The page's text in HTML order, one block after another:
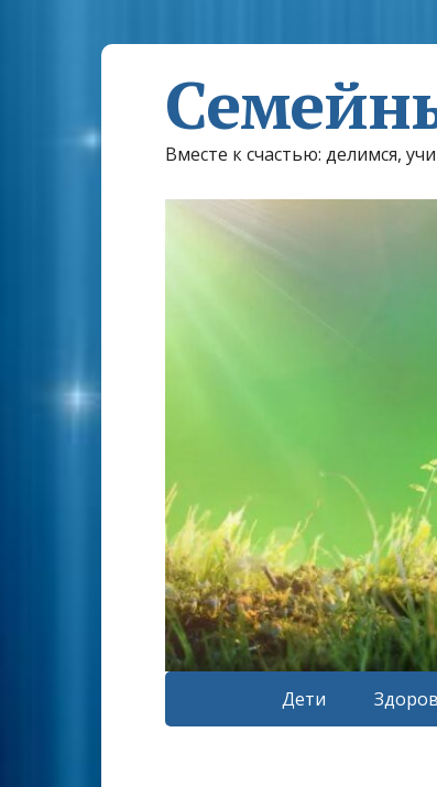
Вместе к счастью: делимся,
Дети